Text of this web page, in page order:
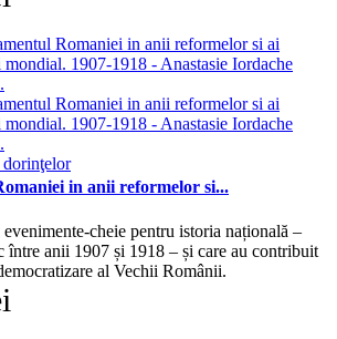
dorinţelor
in anii reformelor si...
cheie pentru istoria națională –
între anii 1907 și 1918 – și care au contribuit
al Vechii Românii.